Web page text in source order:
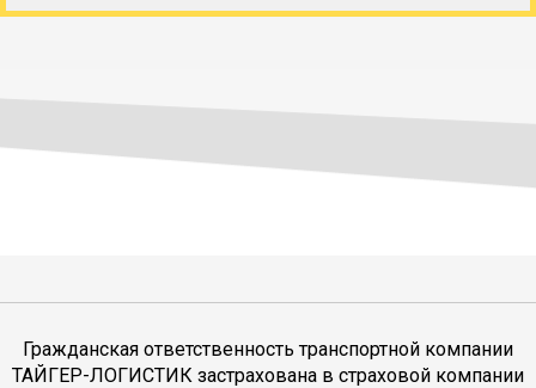
Гражданская ответственность транспортной компании
ТАЙГЕР-ЛОГИСТИК застрахована в страховой компании